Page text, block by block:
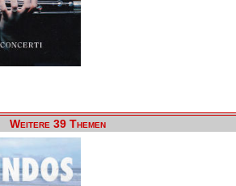
Weitere 39 Themen